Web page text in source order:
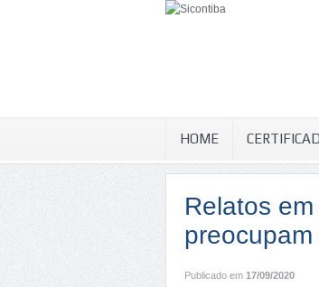
HOME
Relatos
Publicado em 17/09/2020